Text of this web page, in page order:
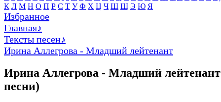
К Л М Н О П Р С Т У Ф Х Ц Ч Ш Щ Э Ю Я
Избранное
Главная♪
Тексты песен♪
Ирина Аллегрова - Младший лейтенант
Ирина Аллегрова - Младший лейтенант
песни)